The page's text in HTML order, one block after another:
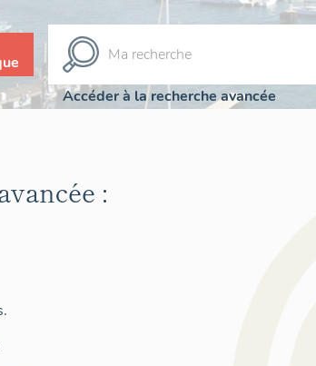
Accéder à la recherche avancée
: